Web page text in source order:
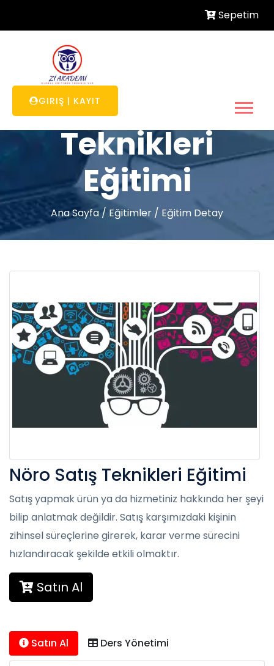
Sepetim
GIRIŞ | KAYIT
Nöro Satış
Teknikleri
Eğitimi
Ana Sayfa / Eğitimler / Eğitim Detay
Nöro Satış Teknikleri Eğitimi
Satış yapmak ürün ya da hizmetiniz hakkında her şeyi
bilip anlatmak değildir. Satış karşımızdaki kişinin
zihinsel süreçlerine girerek, karar verme sürecini
hızlandıracak şekilde etkili olmaktır.
Satın Al
Satın Al Ders Yönetimi